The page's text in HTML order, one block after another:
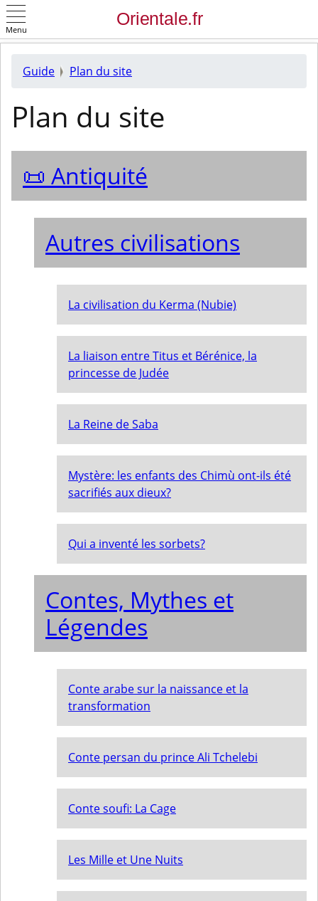
Menu
Guide Plan du site
Plan du site
📜 Antiquité
Autres civilisations
La civilisation du Kerma (Nubie)
La liaison entre Titus et Bérénice, la
princesse de Judée
La Reine de Saba
Mystère: les enfants des Chimù ont-ils été
sacrifiés aux dieux?
Qui a inventé les sorbets?
Contes, Mythes et
Légendes
Conte arabe sur la naissance et la
transformation
Conte persan du prince Ali Tchelebi
Conte soufi: La Cage
Les Mille et Une Nuits